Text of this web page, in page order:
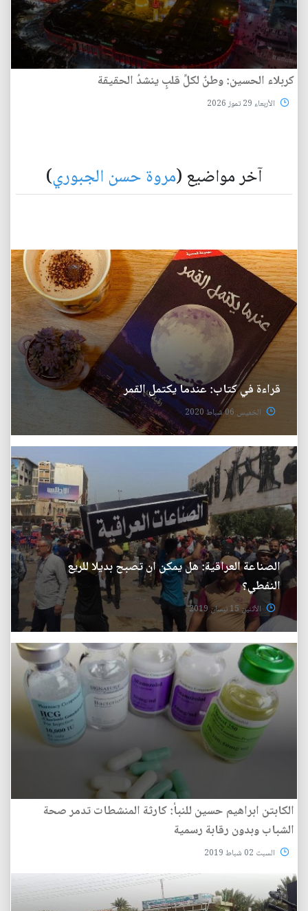
كربلاء الحسين: وطنٌ لكلِّ قلبٍ ينشدُ الحقيقة
الأربعاء 29 تموز 2026
آخر مواضيع (مروة حسن الجبوري)
قراءة في كتاب: عندما يكتمل القمر
الخميس 06 شباط 2020
الصناعة العراقية: هل يمكن ان تصبح بديلا للريع
النفطي؟
الأثنين 15 نيسان 2019
الكابتن ابراهيم حسين للنبأ: كارثة المنشطات تدمر صحة
الشباب وبدون رقابة رسمية
السبت 02 شباط 2019